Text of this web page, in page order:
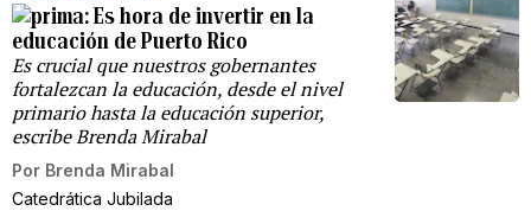
Es hora de invertir en la
educación de Puerto Rico
Es crucial que nuestros gobernantes
fortalezcan la educación, desde el nivel
primario hasta la educación superior,
escribe Brenda Mirabal
Por Brenda Mirabal
Catedrática Jubilada